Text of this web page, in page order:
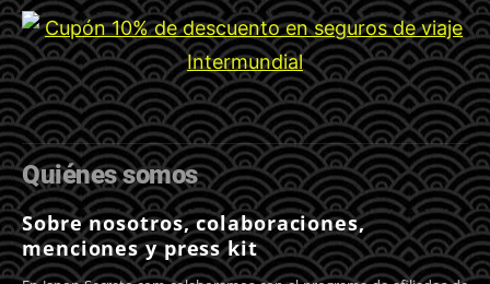
Quiénes somos
Sobre nosotros, colaboraciones,
menciones y press kit